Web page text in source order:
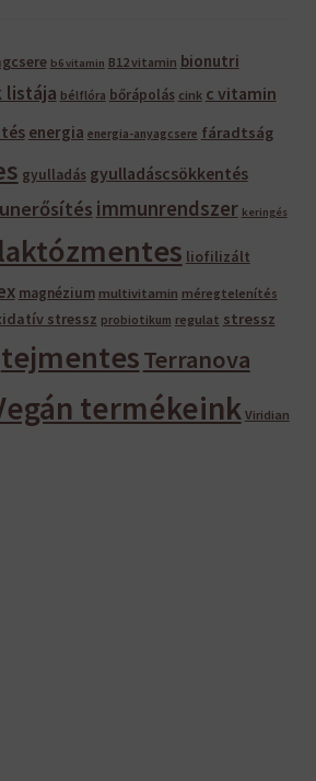
b6 vitamin B12 vitamin bionutri
listája bélflóra bőrápolás cink c vitamin
energia energia-anyagcsere fáradtság
gyulladás gyulladáscsökkentés
immunrendszer keringés
laktózmentes liofilizált
magnézium multivitamin méregtelenítés
stressz probiotikum regulat stressz
tejmentesTerranova
termékeink Viridian